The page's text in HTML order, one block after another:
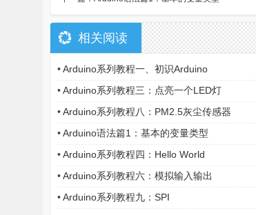
相关阅读
•Arduino系列教程一、初识Arduino
•Arduino系列教程三：点亮一个LED灯
•Arduino系列教程八：PM2.5灰尘传感器
•Arduino语法篇1：基本的变量类型
•Arduino系列教程四：Hello World
•Arduino系列教程六：模拟输入输出
•Arduino系列教程九：SPI